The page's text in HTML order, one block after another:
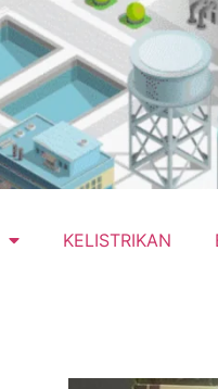
KELISTRIKAN